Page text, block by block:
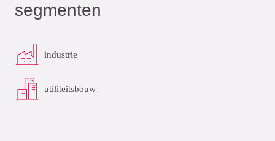
segmenten
industrie
utiliteitsbouw